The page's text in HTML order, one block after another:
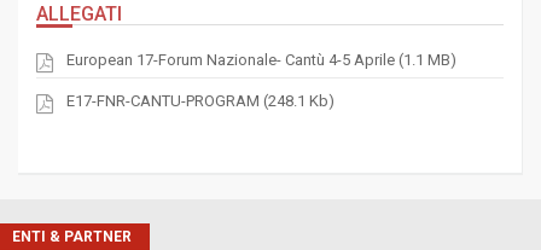
ALLEGATI
European 17-Forum Nazionale- Cantù 4-5 Aprile (1.1 MB)
E17-FNR-CANTU-PROGRAM (248.1 Kb)
ENTI & PARTNER